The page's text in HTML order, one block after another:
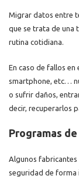
Migrar datos entre
que se trata de una
rutina cotidiana.
En caso de fallos
smartphone, etc…
o sufrir daños,
decir, recuperarlos
Programas
Algunos
seguridad de forma